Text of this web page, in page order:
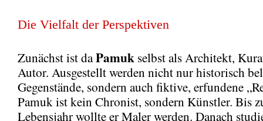
Die Vielfalt der Perspektiven
Zunächst ist daPamuk selbst als Architekt,
Autor. Ausgestellt werden nicht nur historisch
Gegenstände, sondern auch fiktive, erfundene
Pamuk ist kein Chronist, sondern Künstler. Bis
Lebensjahr wollte er Maler werden. Danach